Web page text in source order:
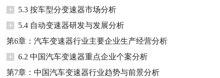
+
5.3 按车型分变速器市场分析
+
5.4 自动变速器研发与发展分析
第6章：汽车变速器行业主要企业生产经营分析
+
6.2 中国汽车变速器重点企业个案分析
第7章：中国汽车变速器行业趋势与前景分析